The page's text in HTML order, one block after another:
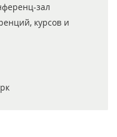
зал
курсов и